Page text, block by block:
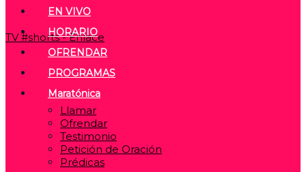
EN VIVO
HORARIO
OFRENDAR
PROGRAMAS
Maratónica
Llamar
Ofrendar
Testimonio
Petición de Oración
Prédicas